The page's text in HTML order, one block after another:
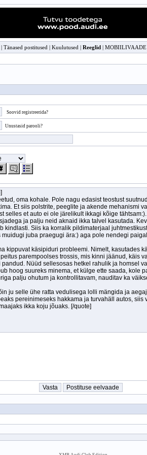
| Tänased postitused | Kuulutused | Reeglid | MOBIILIVAADE
Soovid registreerida?
Unustasid parooli?